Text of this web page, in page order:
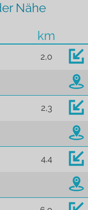
Nähe
km
2,0
2,3
4,4